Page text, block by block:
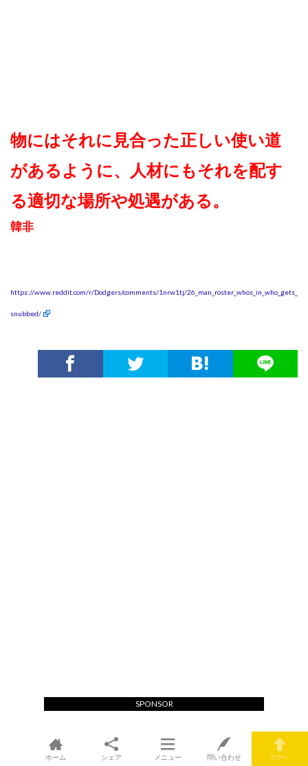
物にはそれに見合った正しい使い道
があるように、人材にもそれを配す
る適切な場所や処遇がある。
韓非
https://www.reddit.com/r/Dodgers/comments/1nrw1tj/26_man_roster_whos_in_who_gets_
snubbed/
SPONSOR
ホーム シェア メニュー 問い合わせ TOPへ